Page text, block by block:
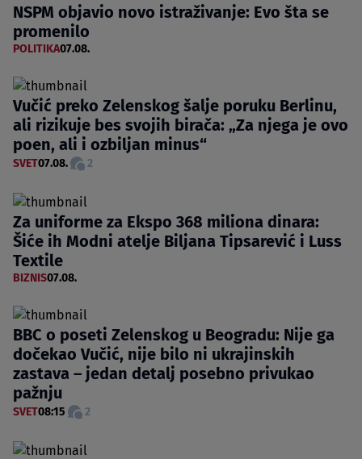
NSPM objavio novo istraživanje: Evo šta se
promenilo
POLITIKA07.08.
Vučić preko Zelenskog šalje poruku Berlinu,
ali rizikuje bes svojih birača: „Za njega je ovo
poen, ali i ozbiljan minus“
SVET07.08. 2
Za uniforme za Ekspo 368 miliona dinara:
Šiće ih Modni atelje Biljana Tipsarević i Luss
Textile
BIZNIS07.08.
BBC o poseti Zelenskog u Beogradu: Nije ga
dočekao Vučić, nije bilo ni ukrajinskih
zastava – jedan detalj posebno privukao
pažnju
SVET08:15 2